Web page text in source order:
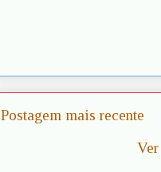
Postagem mais recente